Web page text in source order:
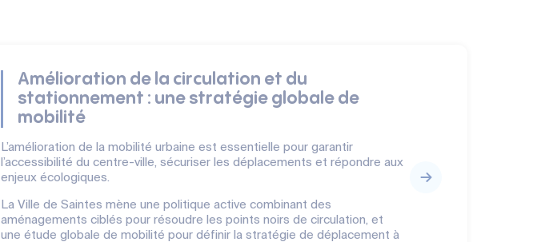
Amélioration de la circulation et du
stationnement : une stratégie globale de
mobilité
L’amélioration de la mobilité urbaine est essentielle pour garantir
l’accessibilité du centre-ville, sécuriser les déplacements et répondre aux
enjeux écologiques.
La Ville de Saintes mène une politique active combinant des
aménagements ciblés pour résoudre les points noirs de circulation, et
une étude globale de mobilité pour définir la stratégie de déplacement à